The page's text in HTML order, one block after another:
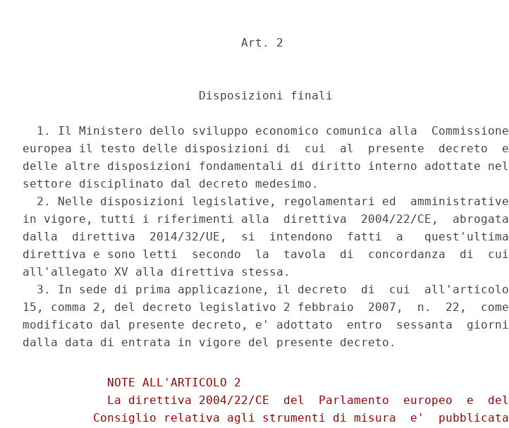
                               Art. 2
                         Disposizioni finali
  1. Il Ministero dello sviluppo economico comunica alla  Commissione
europea il testo delle disposizioni di  cui  al  presente  decreto  e
delle altre disposizioni fondamentali di diritto interno adottate nel
settore disciplinato dal decreto medesimo.
  2. Nelle disposizioni legislative, regolamentari ed  amministrative
in vigore, tutti i riferimenti alla  direttiva  2004/22/CE,  abrogata
dalla  direttiva  2014/32/UE,  si  intendono  fatti  a   quest'ultima
direttiva e sono letti  secondo  la  tavola  di  concordanza  di  cui
all'allegato XV alla direttiva stessa.
  3. In sede di prima applicazione, il decreto  di  cui  all'articolo
15, comma 2, del decreto legislativo 2 febbraio  2007,  n.  22,  come
modificato dal presente decreto, e' adottato  entro  sessanta  giorni
            NOTE ALL'ARTICOLO 2
            La direttiva 2004/22/CE  del  Parlamento  europeo  e  del
          Consiglio relativa agli strumenti di misura  e'  pubblicata